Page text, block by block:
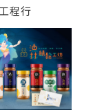
程行